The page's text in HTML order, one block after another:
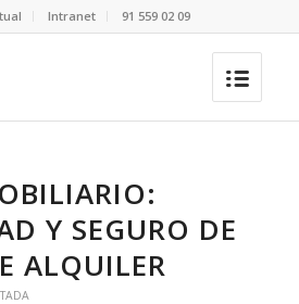
Intranet 91 559 02 09
Y SEGURO DE
ALQUILER